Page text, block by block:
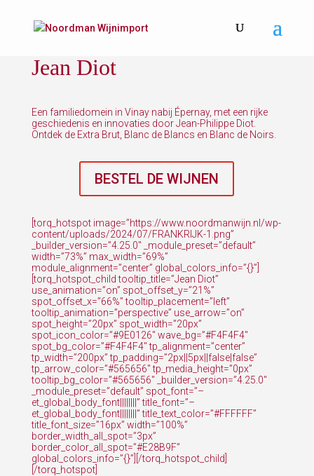
Jean Diot
Een familiedomein in Vinay nabij Épernay, met een rijke
geschiedenis en innovaties door Jean-Philippe Diot.
Ontdek de Extra Brut, Blanc de Blancs en Blanc de Noirs.
BESTEL DE WIJNEN
[torq_hotspot image=”https://www.noordmanwijn.nl/wp-
content/uploads/2024/07/FRANKRIJK-1.png”
_builder_version=”4.25.0″ _module_preset=”default”
width=”73%” max_width=”69%”
module_alignment=”center” global_colors_info=”{}”]
[torq_hotspot_child tooltip_title=”Jean Diot”
use_animation=”on” spot_offset_y=”21%”
spot_offset_x=”66%” tooltip_placement=”left”
tooltip_animation=”perspective” use_arrow=”on”
spot_height=”20px” spot_width=”20px”
spot_icon_color=”#9E0126″ wave_bg=”#F4F4F4″
spot_bg_color=”#F4F4F4″ tp_alignment=”center”
tp_width=”200px” tp_padding=”2px||5px||false|false”
tp_arrow_color=”#565656″ tp_media_height=”0px”
tooltip_bg_color=”#565656″ _builder_version=”4.25.0″
_module_preset=”default” spot_font=”–
et_global_body_font||||||||” title_font=”–
et_global_body_font||||||||” title_text_color=”#FFFFFF”
title_font_size=”16px” width=”100%”
border_width_all_spot=”3px”
border_color_all_spot=”#E28B9F”
global_colors_info=”{}”][/torq_hotspot_child]
[/torq_hotspot]